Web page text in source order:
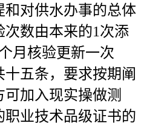
对供水办事的总体
数由本来的1次添
月核验更新一次
五条，要求按期阐
加入现实操做测
业技术品级证书的